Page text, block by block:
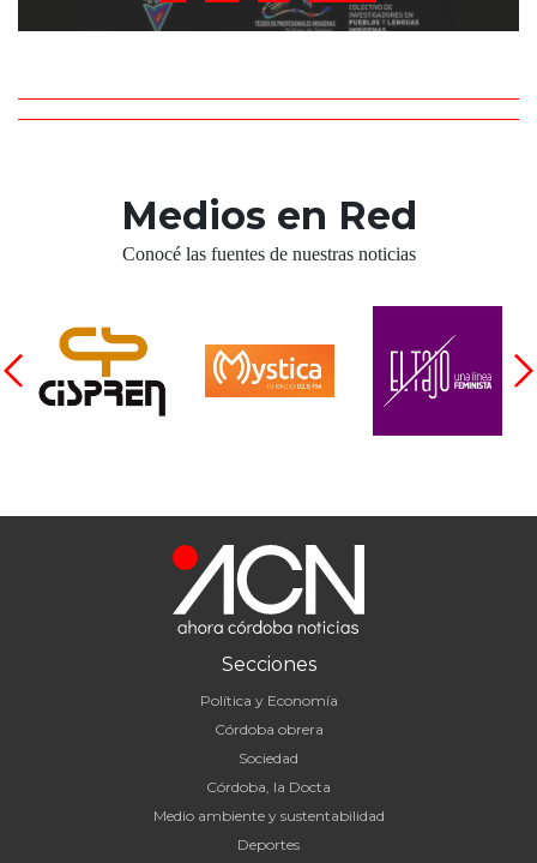
Medios en Red
Conocé las fuentes de nuestras noticias
Secciones
Política y Economía
Córdoba obrera
Sociedad
Córdoba, la Docta
Medio ambiente y sustentabilidad
Deportes